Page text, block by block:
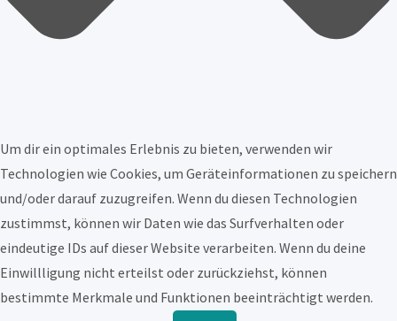
Um dir ein optimales Erlebnis zu bieten, verwenden wir
Technologien wie Cookies, um Geräteinformationen zu speichern
und/oder darauf zuzugreifen. Wenn du diesen Technologien
zustimmst, können wir Daten wie das Surfverhalten oder
eindeutige IDs auf dieser Website verarbeiten. Wenn du deine
Einwillligung nicht erteilst oder zurückziehst, können
bestimmte Merkmale und Funktionen beeinträchtigt werden.